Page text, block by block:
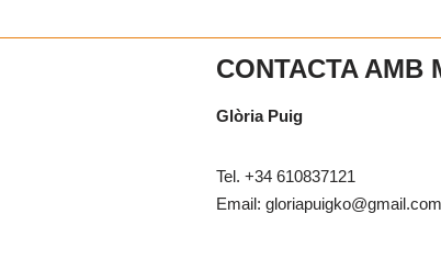
CONTACTA AMB
Glòria Puig
Tel. +34 610837121
Email: gloriapuigko@gmail.com